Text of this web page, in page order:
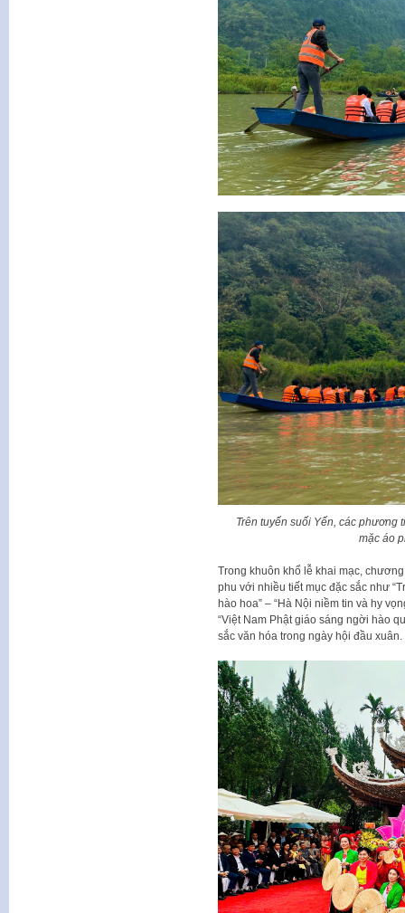
Trên tuyến suối Yến, các phương
mặc áo
Trong khuôn khổ lễ khai mạc,
phu với nhiều tiết mục đặc sắc như
hào hoa” – “Hà Nội niềm tin và hy
“Việt Nam Phật giáo sáng ngời hào
sắc văn hóa trong ngày hội đầu xuân.